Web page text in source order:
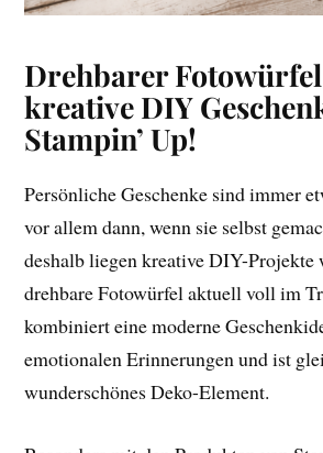
Drehbarer
kreative DIY
Stampin’ Up!
Persönliche Geschenke sind immer
vor allem dann, wenn sie selbst
deshalb liegen kreative DIY-Projekte
drehbare Fotowürfel aktuell voll im
kombiniert eine moderne
emotionalen Erinnerungen und ist
wunderschönes Deko-Element.